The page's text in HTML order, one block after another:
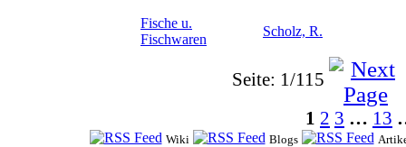
Fische u.
Fischwaren
Scholz, R.
Seite: 1/115
1 2 3 … 13
Wiki Blogs